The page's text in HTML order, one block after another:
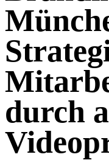
durch